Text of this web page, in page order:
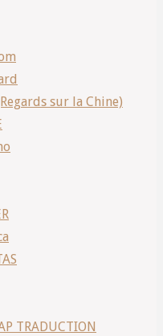
sur la Chine)
TRADUCTION